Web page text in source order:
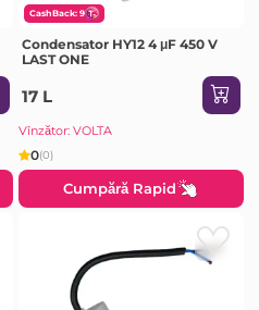
CashBack: 9
Condensator HY12 4 μF 450 V
LAST ONE
17 L
Vînzător: VOLTA
0(0)
Cumpără Rapid